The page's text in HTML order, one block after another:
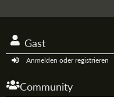
Gast
Anmelden oder registrieren
Community